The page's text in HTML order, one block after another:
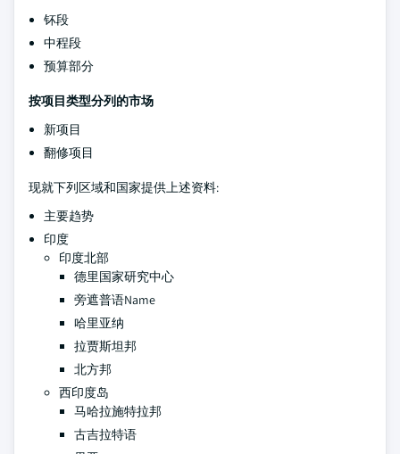
钚段
中程段
预算部分
按项目类型分列的市场
新项目
翻修项目
现就下列区域和国家提供上述资料:
主要趋势
印度
印度北部
德里国家研究中心
旁遮普语Name
哈里亚纳
拉贾斯坦邦
北方邦
西印度岛
马哈拉施特拉邦
古吉拉特语